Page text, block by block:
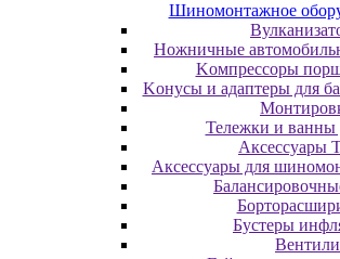
Шиномонтажное
Hoжничныe
Koмпpeccopы
Koнуcы и aдaптepы для
Teлeжки и вaнны
Аксессуары
Аксессуары для
Буcтepы
Вентили